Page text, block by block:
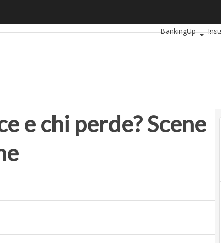
BankingUp
e chi perde? Scene